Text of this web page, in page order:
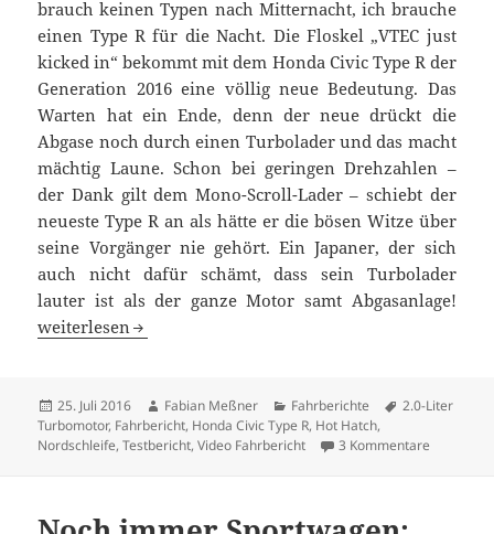
brauch keinen Typen nach Mitternacht, ich brauche
einen Type R für die Nacht. Die Floskel „VTEC just
kicked in“ bekommt mit dem Honda Civic Type R der
Generation 2016 eine völlig neue Bedeutung. Das
Warten hat ein Ende, denn der neue drückt die
Abgase noch durch einen Turbolader und das macht
mächtig Laune. Schon bei geringen Drehzahlen –
der Dank gilt dem Mono-Scroll-Lader – schiebt der
neueste Type R an als hätte er die bösen Witze über
seine Vorgänger nie gehört. Ein Japaner, der sich
auch nicht dafür schämt, dass sein Turbolader
lauter ist als der ganze Motor samt Abgasanlage!
Der wahre King vom Ring: Civic Type R getestet
weiterlesen
Veröffentlicht
am
25. Juli 2016 Autor
Fabian Meßner Kategorien
Fahrberichte Schlagwörter
2.0-Liter
Turbomotor, Fahrbericht, Honda Civic Type R, Hot Hatch,
Nordschleife,Testbericht,Video Fahrbericht 3 Kommentare